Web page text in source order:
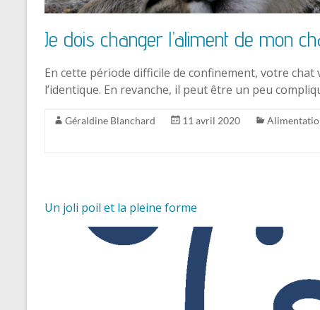
Je dois changer l’aliment de mon
En cette période difficile de confinement, votre
l’identique. En revanche, il peut être un peu
Géraldine Blanchard 11 avril 2020
Un joli poil et la pleine forme